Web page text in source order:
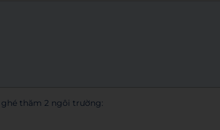
thăm 2 ngôi trường: